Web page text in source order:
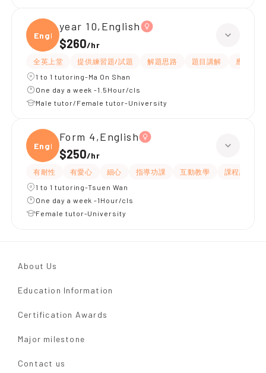
Engli
year 10,English
$260/hr
全英上堂 提供練習題/試題 解題思路 題目講解
應試策略
1 to 1 tutoring-Ma On Shan
One day a week -1.5Hour/cls
Male tutor/Female tutor-University
Engli
Form 4,English
$250/hr
有耐性 有愛心 細心 指導功課 互動教學
課程設計
1 to 1 tutoring-Tsuen Wan
One day a week -1Hour/cls
Female tutor-University
About Us
Education Information
Certification Awards
Major milestone
Contact us